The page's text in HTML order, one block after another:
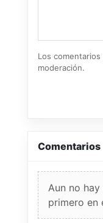
Los
moderación.
Comentarios
Aun no
primero en